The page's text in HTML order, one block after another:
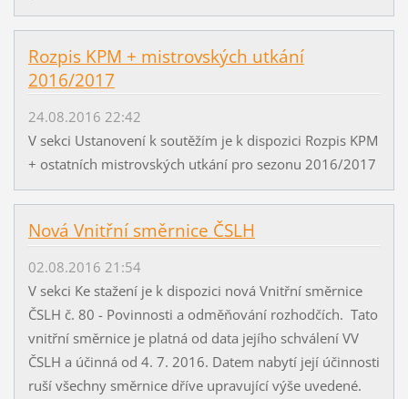
Rozpis KPM + mistrovských utkání
2016/2017
24.08.2016 22:42
V sekci Ustanovení k soutěžím je k dispozici Rozpis KPM
+ ostatních mistrovských utkání pro sezonu 2016/2017
Nová Vnitřní směrnice ČSLH
02.08.2016 21:54
V sekci Ke stažení je k dispozici nová Vnitřní směrnice
ČSLH č. 80 - Povinnosti a odměňování rozhodčích. Tato
vnitřní směrnice je platná od data jejího schválení VV
ČSLH a účinná od 4. 7. 2016. Datem nabytí její účinnosti
ruší všechny směrnice dříve upravující výše uvedené.